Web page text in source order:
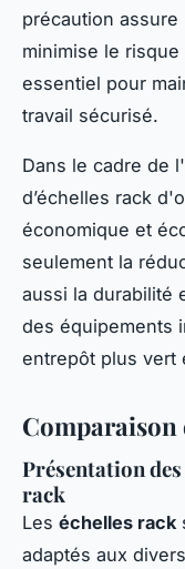
précaution
minimise le
essentiel pour
travail sécurisé.
Dans le cadre de
d’échelles rack
économique et
seulement la
aussi la durabilité
des équipements
entrepôt plus vert
Comparaison
Présentation
rack
Les échelles rack
adaptés aux